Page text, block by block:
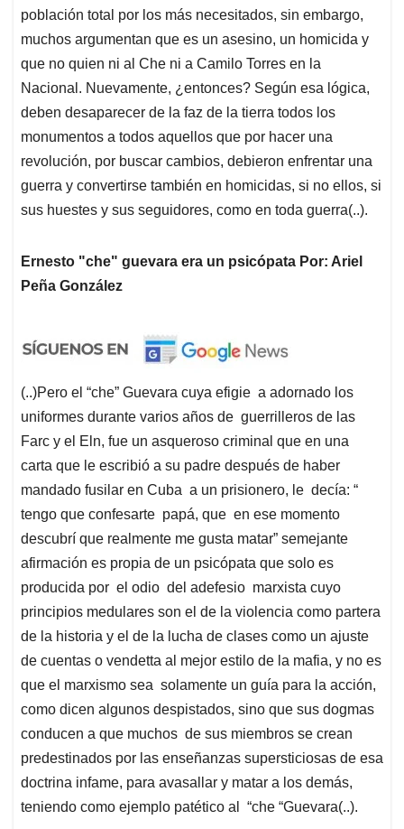
población total por los más necesitados, sin embargo,
muchos argumentan que es un asesino, un homicida y
que no quien ni al Che ni a Camilo Torres en la
Nacional. Nuevamente, ¿entonces? Según esa lógica,
deben desaparecer de la faz de la tierra todos los
monumentos a todos aquellos que por hacer una
revolución, por buscar cambios, debieron enfrentar una
guerra y convertirse también en homicidas, si no ellos, si
sus huestes y sus seguidores, como en toda guerra(..).
Ernesto "che" guevara era un psicópata Por: Ariel
Peña González
(..)Pero el “che” Guevara cuya efigie a adornado los
uniformes durante varios años de guerrilleros de las
Farc y el Eln, fue un asqueroso criminal que en una
carta que le escribió a su padre después de haber
mandado fusilar en Cuba a un prisionero, le decía: “
tengo que confesarte papá, que en ese momento
descubrí que realmente me gusta matar” semejante
afirmación es propia de un psicópata que solo es
producida por el odio del adefesio marxista cuyo
principios medulares son el de la violencia como partera
de la historia y el de la lucha de clases como un ajuste
de cuentas o vendetta al mejor estilo de la mafia, y no es
que el marxismo sea solamente un guía para la acción,
como dicen algunos despistados, sino que sus dogmas
conducen a que muchos de sus miembros se crean
predestinados por las enseñanzas supersticiosas de esa
doctrina infame, para avasallar y matar a los demás,
teniendo como ejemplo patético al “che “Guevara(..).